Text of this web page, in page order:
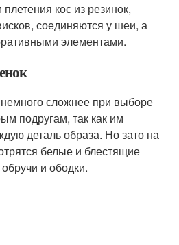
кос из резинок,
соединяются у шеи, а
элементами.
сложнее при выборе
подругам, так как им
деталь образа. Но зато на
белые и блестящие
и ободки.